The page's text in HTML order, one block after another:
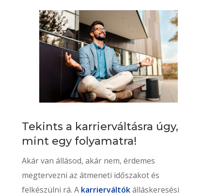
Tekints a karrierváltásra úgy,
mint egy folyamatra!
Akár van állásod, akár nem, érdemes
megtervezni az átmeneti időszakot és
felkészülni rá. A karrierváltókálláskeresési